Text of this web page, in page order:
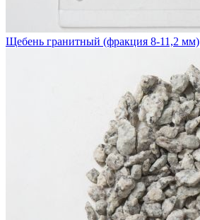
Щебень гранитный (фракция 8-11,2 мм)